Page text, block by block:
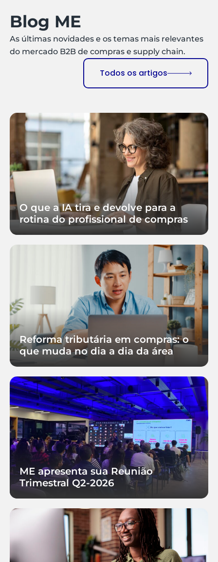
Blog ME
As últimas novidades e os temas mais relevantes
do mercado B2B de compras e supply chain.
Todos os artigos
O que a IA tira e devolve para a
rotina do profissional de compras
Reforma tributária em compras: o
que muda no dia a dia da área
ME apresenta sua Reunião
Trimestral Q2-2026